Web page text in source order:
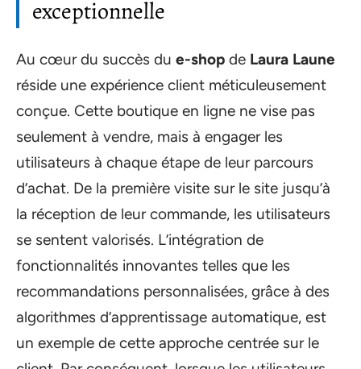
exceptionnelle
Au cœur du succès du e-shop de Laura Laune
réside une expérience client méticuleusement
conçue. Cette boutique en ligne ne vise pas
seulement à vendre, mais à engager les
utilisateurs à chaque étape de leur parcours
d’achat. De la première visite sur le site jusqu’à
la réception de leur commande, les utilisateurs
se sentent valorisés. L’intégration de
fonctionnalités innovantes telles que les
recommandations personnalisées, grâce à des
algorithmes d’apprentissage automatique, est
un exemple de cette approche centrée sur le